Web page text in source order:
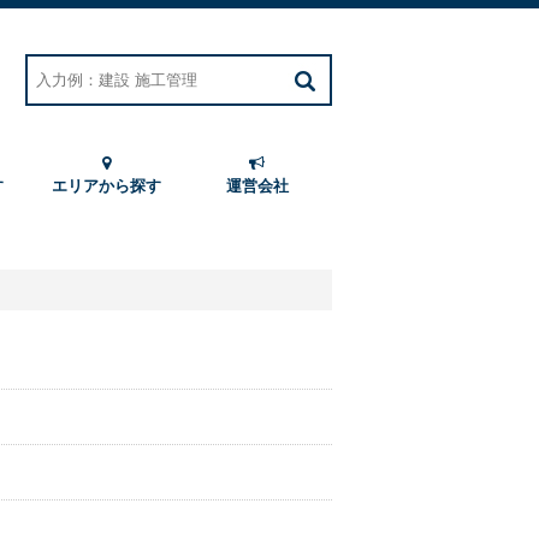
エリアから探す 運営会社